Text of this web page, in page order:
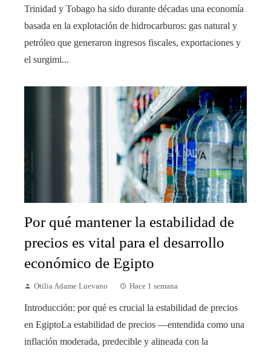
Trinidad y Tobago ha sido durante décadas una economía
basada en la explotación de hidrocarburos: gas natural y
petróleo que generaron ingresos fiscales, exportaciones y
el surgimi...
Por qué mantener la estabilidad de
precios es vital para el desarrollo
económico de Egipto
Otilia Adame Luevano Hace 1 semana
Introducción: por qué es crucial la estabilidad de precios
en EgiptoLa estabilidad de precios —entendida como una
inflación moderada, predecible y alineada con la